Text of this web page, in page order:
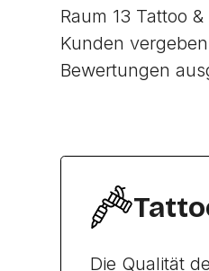
Raum 13 Tattoo
Kunden
Bewertungen
Die Qualität